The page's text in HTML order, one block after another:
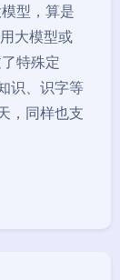
型，算是
大模型或
特殊定
识、识字等
，同样也支